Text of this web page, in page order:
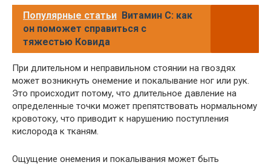
Популярные статьи Витамин С: как
он поможет справиться с
тяжестью Ковида
При длительном и неправильном стоянии на гвоздях
может возникнуть онемение и покалывание ног или рук.
Это происходит потому, что длительное давление на
определенные точки может препятствовать нормальному
кровотоку, что приводит к нарушению поступления
кислорода к тканям.
Ощущение онемения и покалывания может быть